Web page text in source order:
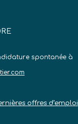
spontanée à
offres d’emploi